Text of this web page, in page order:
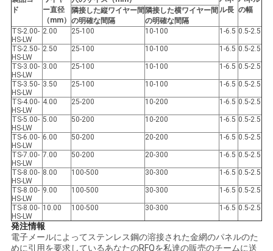
POLICY
ド
ー直径
（mm）
ル長 の幅
隣接した縦ワイヤー間
の明確な間隔
隣接した横ワイヤー間
の明確な間隔
TS-2.00-
HS-LW
2.00 25-100 10-100 1-6.5 0.5-2.5
TS-2.50-
HS-LW
2.50 25-100 10-100 1-6.5 0.5-2.5
TS-3.00-
HS-LW
3.00 25-100 10-100 1-6.5 0.5-2.5
TS-3.50-
HS-LW
3.50 25-100 10-100 1-6.5 0.5-2.5
TS-4.00-
HS-LW
4.00 25-200 10-200 1-6.5 0.5-2.5
TS-5.00-
HS-LW
5.00 50-200 10-200 1-6.5 0.5-2.5
TS-6.00-
HS-LW
6.00 50-200 20-200 1-6.5 0.5-2.5
TS-7.00-
HS-LW
7.00 50-200 20-300 1-6.5 0.5-2.5
TS-8.00-
HS-LW
8.00 100-500 30-300 1-6.5 0.5-2.5
TS-8.00-
HS-LW
9.00 100-500 30-300 1-6.5 0.5-2.5
TS-8.00-
HS-LW
10.00 100-500 30-300 1-6.5 0.5-2.5
発注情報
電子メールによってステンレス鋼の溶接された金網のパネルのた
めに引用を要求しているあなたのRFQを私達の販売のチームに送